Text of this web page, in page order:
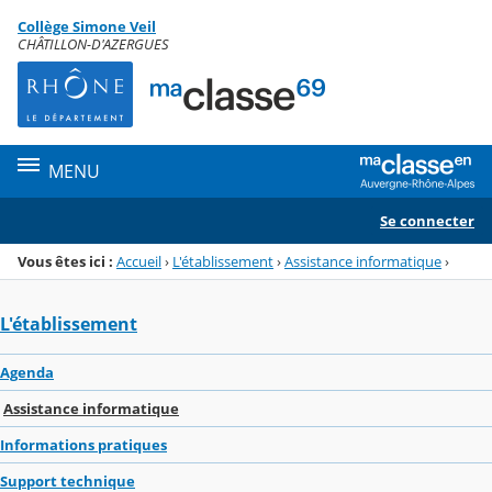
Menu de la rubrique
Contenu
Collège Simone Veil
CHÂTILLON-D'AZERGUES
MENU
Se connecter
Vous êtes ici : Accueil› L'établissement›Assistance informatique›
L'établissement
Agenda
Assistance informatique
Informations pratiques
Support technique